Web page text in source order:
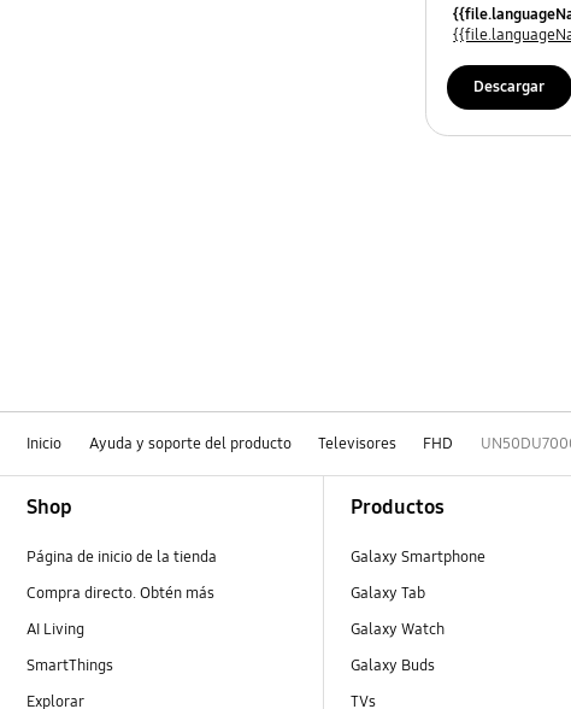
Descargar
Inicio Ayuda y soporte del producto Televisores FHD
Shop
Página de inicio de la tienda
Compra directo. Obtén más
AI Living
SmartThings
Explorar
Productos
Galaxy Smartphone
Galaxy Tab
Galaxy Watch
Galaxy Buds
TVs